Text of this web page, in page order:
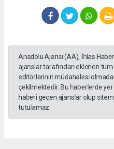
Anadolu Ajansı (AA), İhlas
ajanslar tarafından eklenen
editörlerinin müdahalesi
çekilmektedir. Bu haberlerde
haberi geçen ajanslar olup
tutulamaz.